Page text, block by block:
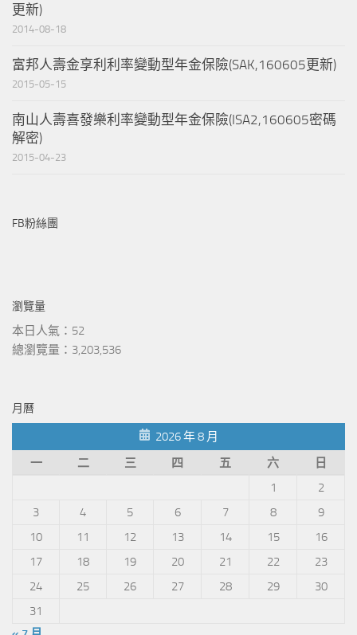
更新)
2014-08-18
富邦人壽金享利利率變動型年金保險(SAK,160605更新)
2015-05-15
南山人壽喜發樂利率變動型年金保險(ISA2,160605密碼
解密)
2015-04-23
FB粉絲團
瀏覽量
本日人氣：52
總瀏覽量：3,203,536
月曆
2026 年 8 月
一
二 三 四 五 六
日
1
2
3
4 5 6 7 8
9
10
11 12 13 14 15
16
17
18 19 20 21 22
23
24
25 26 27 28 29
30
31